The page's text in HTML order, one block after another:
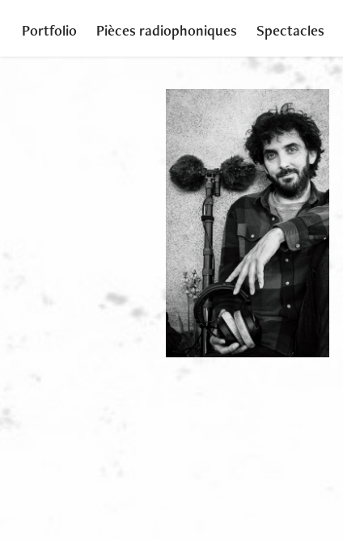
Portfolio Pièces radiophoniques Spectacles